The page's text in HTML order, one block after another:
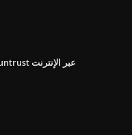
كيف يمكنني دفع قرض السيارات الخاص بي suntrust عبر الإنترنت